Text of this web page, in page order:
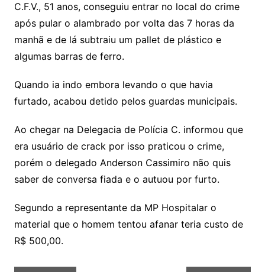
C.F.V., 51 anos, conseguiu entrar no local do crime
após pular o alambrado por volta das 7 horas da
manhã e de lá subtraiu um pallet de plástico e
algumas barras de ferro.
Quando ia indo embora levando o que havia
furtado, acabou detido pelos guardas municipais.
Ao chegar na Delegacia de Polícia C. informou que
era usuário de crack por isso praticou o crime,
porém o delegado Anderson Cassimiro não quis
saber de conversa fiada e o autuou por furto.
Segundo a representante da MP Hospitalar o
material que o homem tentou afanar teria custo de
R$ 500,00.